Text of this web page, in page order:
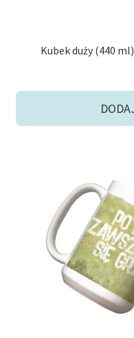
Kubek duży (440